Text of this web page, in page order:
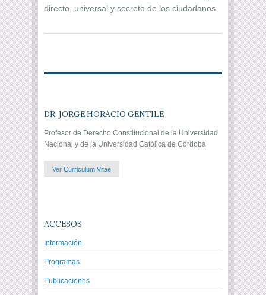
directo, universal y secreto de los ciudadanos.
DR. JORGE HORACIO GENTILE
Profesor de Derecho Constitucional de la Universidad
Nacional y de la Universidad Católica de Córdoba
Ver Curriculum Vitae
ACCESOS
Información
Programas
Publicaciones